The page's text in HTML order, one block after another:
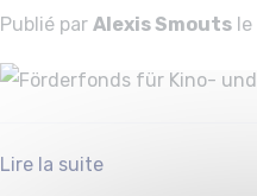
Publié par Alexis Smouts le
Lire la suite